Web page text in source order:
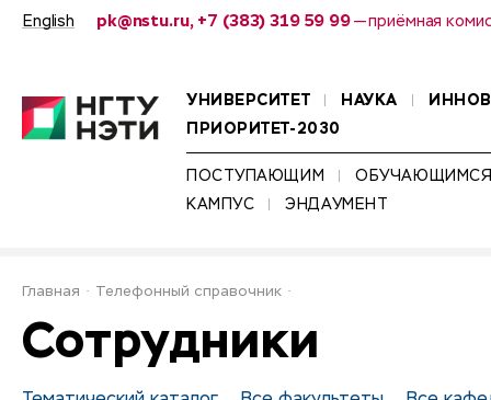
English pk@nstu.ru, +7 (383) 319 59 99— приёмная
УНИВЕРСИТЕТ НАУКА
ПРИОРИТЕТ-2030
ПОСТУПАЮЩИМ
КАМПУС
ЭНДАУМЕНТ
Главная Телефонный справочник
Сотрудники